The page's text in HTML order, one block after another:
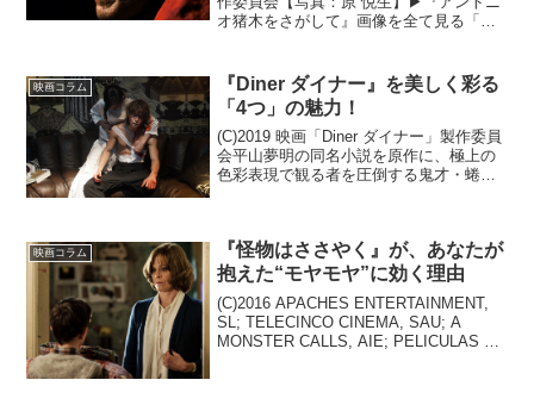
オ猪木をさがして』画像を全て見る「ア
作品『アントニオ猪木をさがして』を、
観終わった直...
映画コラム
『Diner ダイナー』を美しく彩る
「4つ」の魅力！
(C)2019 映画「Diner ダイナー」製作委員
会平山夢明の同名小説を原作に、極上の
色彩表現で観る者を圧倒する鬼才・蜷川
真治...
映画コラム
『怪物はささやく』が、あなたが
抱えた“モヤモヤ”に効く理由
(C)2016 APACHES ENTERTAINMENT,
SL; TELECINCO CINEMA, SAU; A
MONSTER CALLS, AIE; PELICULAS LA